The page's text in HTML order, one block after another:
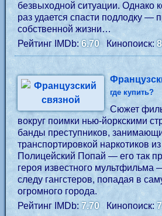
безвыходной ситуации. Однако
раз удается спасти подлодку —
собственной жизни…
Рейтинг IMDb:6.70Кинопоиск:
где купить?
Сюжет
вокруг поимки нью-йоркскими
банды преступников,
транспортировкой наркотиков
Полицейский Попай — его так
героя известного мультфильма
следу гангстеров, попадая в
огромного города.
Рейтинг IMDb: 7.70Кинопоиск: